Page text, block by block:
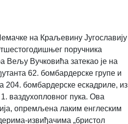
на Краљевину Југославију
поручника
Вељу Вучковића затекао је на
62. бомбардерске групе и
204. бомбардерске ескадриле, из
ваздухопловног пука. Ова
опремљена лаким енглеским
извиђачима „бристол